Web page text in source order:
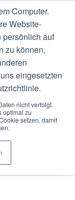
Computer.
Website-
persönlich auf
zu können,
eingesetzten
nicht verfolgt.
optimal zu
setzen, damit